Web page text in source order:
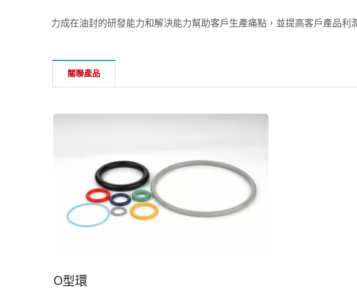
力成在油封的研發能力和解決能力幫助客戶生產痛點，並提高客戶產品
關聯產品
O型環